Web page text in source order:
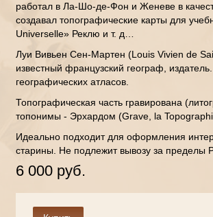
работал в Ла-Шо-де-Фон и Женеве в
создавал топографические карты для
Universelle» Реклю и т. д…
Луи Вивьен Сен-Мартен (Louis Vivien de
известный французский географ,
географических атласов.
Топографическая часть гравирована
топонимы - Эрхардом (Grave, la
Идеально подходит для оформления
старины. Не подлежит вывозу за пределы
6 000 руб.